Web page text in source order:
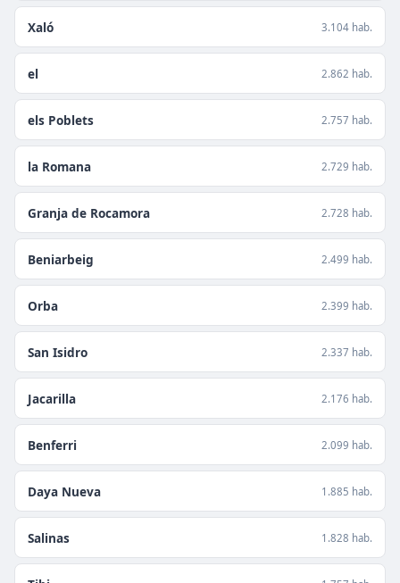
Xaló 3.104 hab.
el 2.862 hab.
els Poblets 2.757 hab.
la Romana 2.729 hab.
Granja de Rocamora 2.728 hab.
Beniarbeig 2.499 hab.
Orba 2.399 hab.
San Isidro 2.337 hab.
Jacarilla 2.176 hab.
Benferri 2.099 hab.
Daya Nueva 1.885 hab.
Salinas 1.828 hab.